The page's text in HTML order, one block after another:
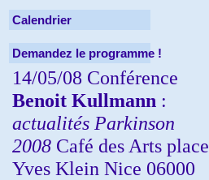
Calendrier
Demandez le programme !
14/05/08 Conférence
Benoit Kullmann :
actualités Parkinson
2008 Café des Arts place
Yves Klein Nice 06000